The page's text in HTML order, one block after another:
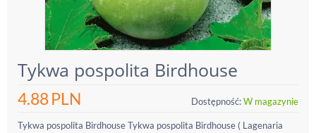
Tykwa pospolita Birdhouse
4.88PLN Dostępność:W magazynie
Tykwa pospolita Birdhouse Tykwa pospolita Birdhouse ( Lagenaria